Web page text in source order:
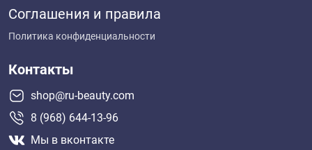
Соглашения и правила
Политика конфиденциальности
Контакты
shop@ru-beauty.com
8 (968) 644-13-96
Мы в вконтакте